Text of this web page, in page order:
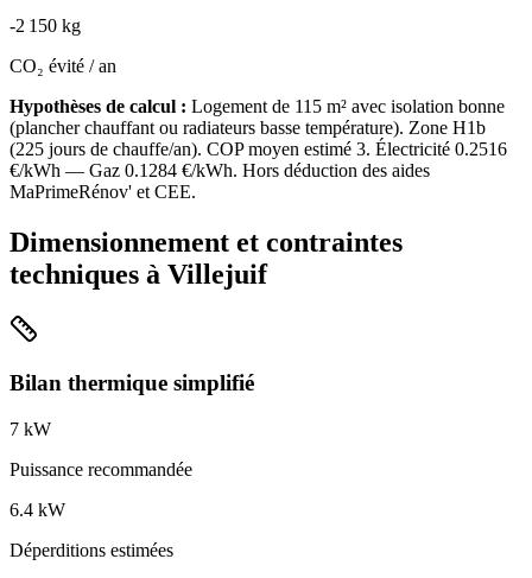
-2 150 kg
CO₂ évité / an
Hypothèses de calcul : Logement de 115 m² avec isolation bonne
(plancher chauffant ou radiateurs basse température). Zone H1b
(225 jours de chauffe/an). COP moyen estimé 3. Électricité 0.2516
€/kWh — Gaz 0.1284 €/kWh. Hors déduction des aides
MaPrimeRénov' et CEE.
Dimensionnement et contraintes
techniques à Villejuif
Bilan thermique simplifié
7 kW
Puissance recommandée
6.4 kW
Déperditions estimées